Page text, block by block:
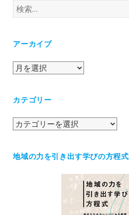
検
索:
アーカイブ
ア
イ
カテゴリー
カ
リ
地域の力を引き出す学びの方程式